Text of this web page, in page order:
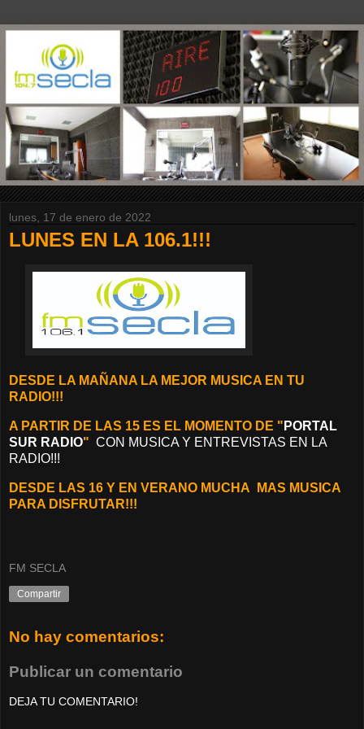
lunes, 17 de enero de 2022
LUNES EN LA 106.1!!!
DESDE LA MAÑANA LA MEJOR MUSICA EN TU
RADIO!!!
A PARTIR DE LAS 15 ES EL MOMENTO DE " PORTAL
SUR RADIO" CON MUSICA Y ENTREVISTAS EN LA
RADIO!!!
DESDE LAS 16 Y EN VERANO MUCHA MAS MUSICA
PARA DISFRUTAR!!!
FM SECLA
Compartir
No hay comentarios:
Publicar un comentario
DEJA TU COMENTARIO!